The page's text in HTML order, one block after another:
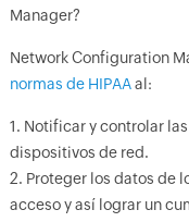
Manager?
Network Configuration
normas de HIPAAal:
1. Notificar y controlar
dispositivos de red.
2. Proteger los datos de
acceso y así lograr un